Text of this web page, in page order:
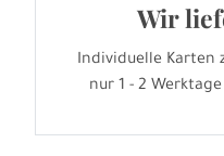
Wir
Individuelle Karten
nur 1 - 2